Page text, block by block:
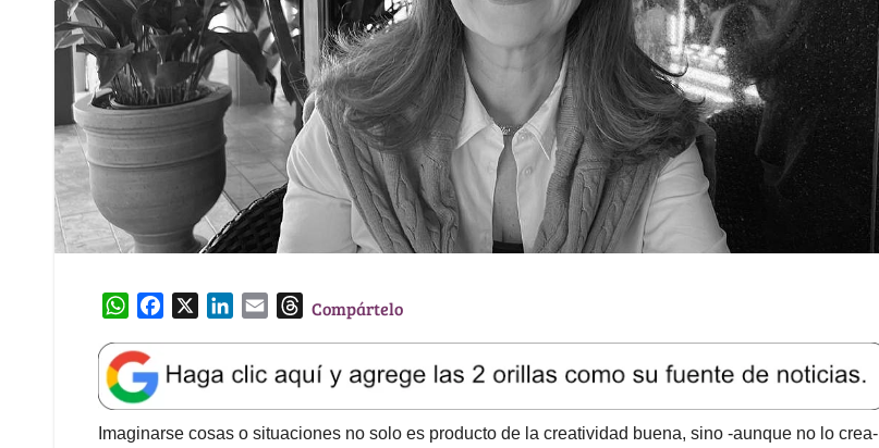
W
a
t
s
A
e
b
o
k
e
d
l
T
e
a
d
Compártelo
Imaginarse cosas o situaciones no solo es producto de la creatividad buena, sino -aunque no lo crea-